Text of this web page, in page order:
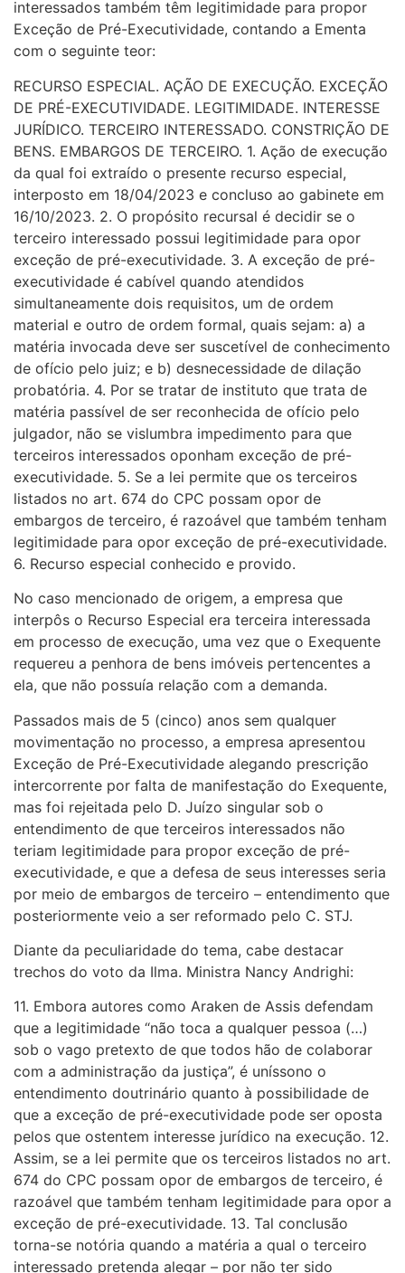
interessados também têm legitimidade para propor
Exceção de Pré-Executividade, contando a Ementa
com o seguinte teor:
RECURSO ESPECIAL. AÇÃO DE EXECUÇÃO. EXCEÇÃO
DE PRÉ-EXECUTIVIDADE. LEGITIMIDADE. INTERESSE
JURÍDICO. TERCEIRO INTERESSADO. CONSTRIÇÃO DE
BENS. EMBARGOS DE TERCEIRO. 1. Ação de execução
da qual foi extraído o presente recurso especial,
interposto em 18/04/2023 e concluso ao gabinete em
16/10/2023. 2. O propósito recursal é decidir se o
terceiro interessado possui legitimidade para opor
exceção de pré-executividade. 3. A exceção de pré-
executividade é cabível quando atendidos
simultaneamente dois requisitos, um de ordem
material e outro de ordem formal, quais sejam: a) a
matéria invocada deve ser suscetível de conhecimento
de ofício pelo juiz; e b) desnecessidade de dilação
probatória. 4. Por se tratar de instituto que trata de
matéria passível de ser reconhecida de ofício pelo
julgador, não se vislumbra impedimento para que
terceiros interessados oponham exceção de pré-
executividade. 5. Se a lei permite que os terceiros
listados no art. 674 do CPC possam opor de
embargos de terceiro, é razoável que também tenham
legitimidade para opor exceção de pré-executividade.
6. Recurso especial conhecido e provido.
No caso mencionado de origem, a empresa que
interpôs o Recurso Especial era terceira interessada
em processo de execução, uma vez que o Exequente
requereu a penhora de bens imóveis pertencentes a
ela, que não possuía relação com a demanda.
Passados mais de 5 (cinco) anos sem qualquer
movimentação no processo, a empresa apresentou
Exceção de Pré-Executividade alegando prescrição
intercorrente por falta de manifestação do Exequente,
mas foi rejeitada pelo D. Juízo singular sob o
entendimento de que terceiros interessados não
teriam legitimidade para propor exceção de pré-
executividade, e que a defesa de seus interesses seria
por meio de embargos de terceiro – entendimento que
posteriormente veio a ser reformado pelo C. STJ.
Diante da peculiaridade do tema, cabe destacar
trechos do voto da Ilma. Ministra Nancy Andrighi:
11. Embora autores como Araken de Assis defendam
que a legitimidade “não toca a qualquer pessoa (…)
sob o vago pretexto de que todos hão de colaborar
com a administração da justiça”, é uníssono o
entendimento doutrinário quanto à possibilidade de
que a exceção de pré-executividade pode ser oposta
pelos que ostentem interesse jurídico na execução. 12.
Assim, se a lei permite que os terceiros listados no art.
674 do CPC possam opor de embargos de terceiro, é
razoável que também tenham legitimidade para opor a
exceção de pré-executividade. 13. Tal conclusão
torna-se notória quando a matéria a qual o terceiro
interessado pretenda alegar – por não ter sido